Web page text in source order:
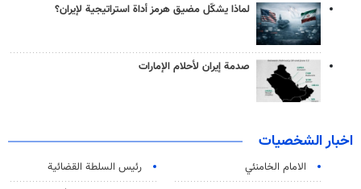
لماذا يشكّل مضيق هرمز أداة استراتيجية لإيران؟
صدمة إيران لأحلام الإمارات
اخبار الشخصيات
الامام الخامنئي
رئیس السلطة القضائیة